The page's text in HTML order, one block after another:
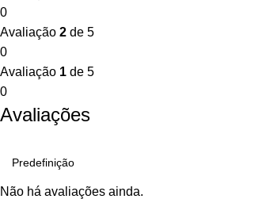
0
Avaliação 2 de 5
0
Avaliação 1 de 5
0
Avaliações
Não há avaliações ainda.